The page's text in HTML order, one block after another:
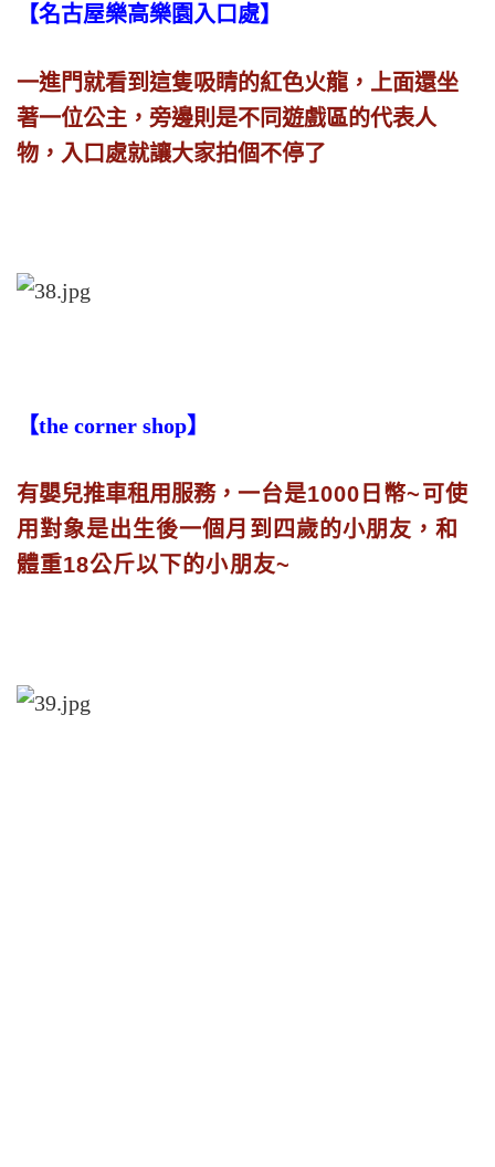
【名古屋樂高樂園入口處】
一進門就看到這隻吸睛的紅色火龍，上面還坐
著一位公主，旁邊則是不同遊戲區的代表人
物，入口處就讓大家拍個不停了
【the corner shop】
有嬰兒推車租用服務， 一台是1000日幣~可使
用對象是出生後一個月到四歲的小朋友，和
體重18公斤以下的小朋友~